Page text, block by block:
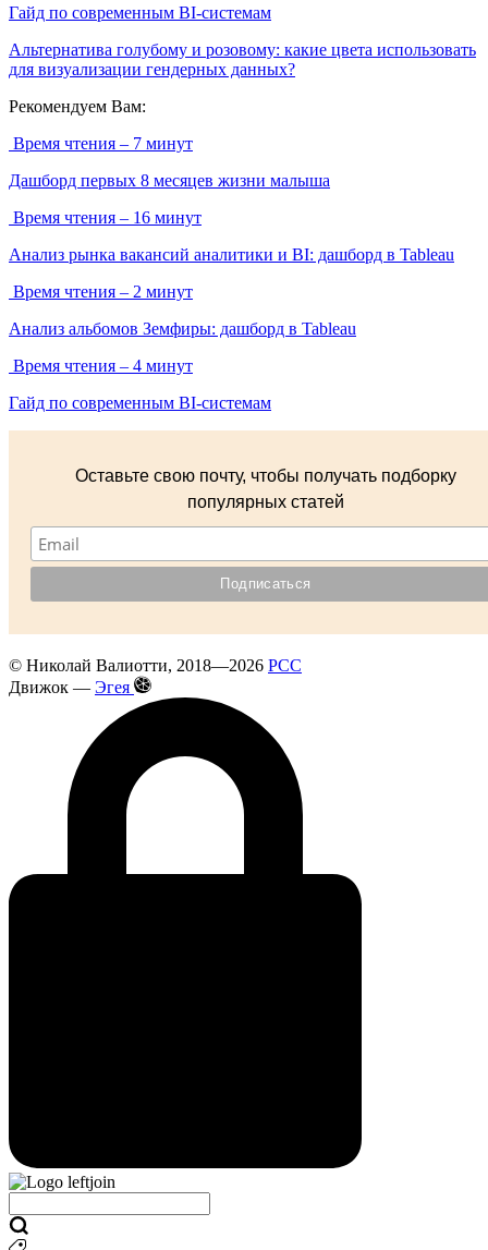
Гайд по современным BI-системам
Альтернатива голубому и розовому: какие цвета использовать
для визуализации гендерных данных?
Рекомендуем Вам:
Время чтения – 7 минут
Дашборд первых 8 месяцев жизни малыша
Время чтения – 16 минут
Анализ рынка вакансий аналитики и BI: дашборд в Tableau
Время чтения – 2 минут
Анализ альбомов Земфиры: дашборд в Tableau
Время чтения – 4 минут
Гайд по современным BI-системам
Оставьте свою почту, чтобы получать подборку
популярных статей
© Николай Валиотти, 2018—2026 РСС
Движок — Эгея